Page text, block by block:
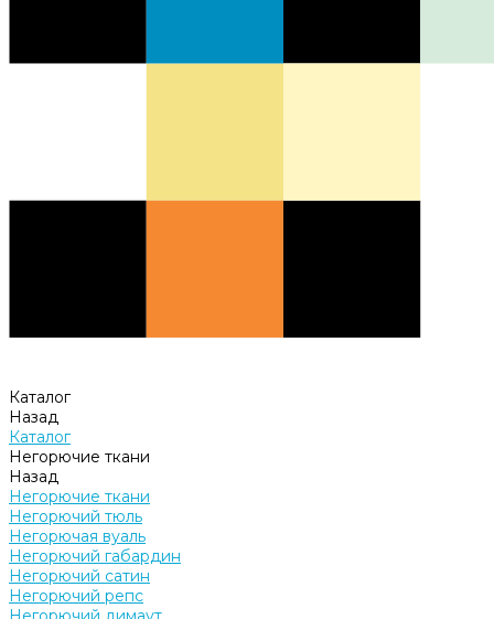
Каталог
Назад
Каталог
Негорючие ткани
Назад
Негорючие ткани
Негорючий тюль
Негорючая вуаль
Негорючий габардин
Негорючий сатин
Негорючий репс